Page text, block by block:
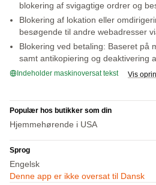
blokering af svigagtige ordrer og
Blokering af lokation eller
besøgende til andre webadresser
Blokering ved betaling: Baseret på
samt antikopiering og deaktivering
Indeholder maskinoversat tekst Vis
Populær hos butikker som din
Hjemmehørende i USA
Sprog
Engelsk
Denne app er ikke oversat til Dansk